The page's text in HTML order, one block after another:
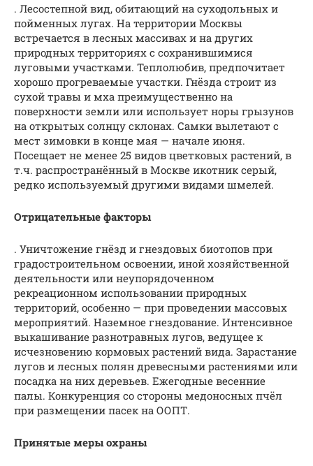
. Лесостепной вид, обитающий на суходольных и
пойменных лугах. На территории Москвы
встречается в лесных массивах и на других
природных территориях с сохранившимися
луговыми участками. Теплолюбив, предпочитает
хорошо прогреваемые участки. Гнёзда строит из
сухой травы и мха преимущественно на
поверхности земли или использует норы грызунов
на открытых солнцу склонах. Самки вылетают с
мест зимовки в конце мая — начале июня.
Посещает не менее 25 видов цветковых растений, в
т.ч. распространённый в Москве икотник серый,
редко используемый другими видами шмелей.
Отрицательные факторы
. Уничтожение гнёзд и гнездовых биотопов при
градостроительном освоении, иной хозяйственной
деятельности или неупорядоченном
рекреационном использовании природных
территорий, особенно — при проведении массовых
мероприятий. Наземное гнездование. Интенсивное
выкашивание разнотравных лугов, ведущее к
исчезновению кормовых растений вида. Зарастание
лугов и лесных полян древесными растениями или
посадка на них деревьев. Ежегодные весенние
палы. Конкуренция со стороны медоносных пчёл
при размещении пасек на ООПТ.
Принятые меры охраны